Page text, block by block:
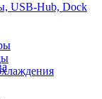
USB-Hub, Dock